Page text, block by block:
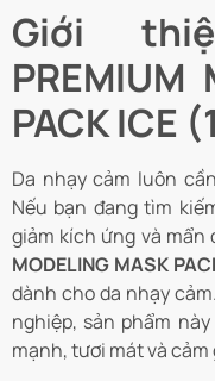
Giới
PREMIUM
PACK ICE
Da nhạy cảm luôn
Nếu bạn đang tìm
giảm kích ứng và mẩn
MODELING MASK
dành cho da nhạy
nghiệp, sản phẩm
mạnh, tươi mát và